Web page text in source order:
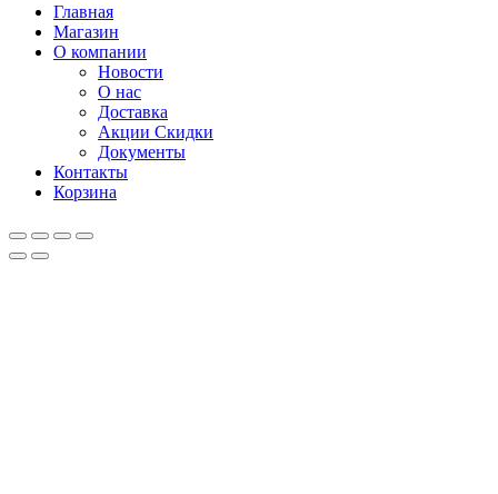
Главная
Магазин
О компании
Новости
О нас
Доставка
Акции Скидки
Документы
Контакты
Корзина